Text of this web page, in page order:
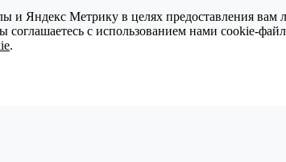
и Яндекс Метрику в целях предоставления вам
соглашаетесь с использованием нами cookie-
.